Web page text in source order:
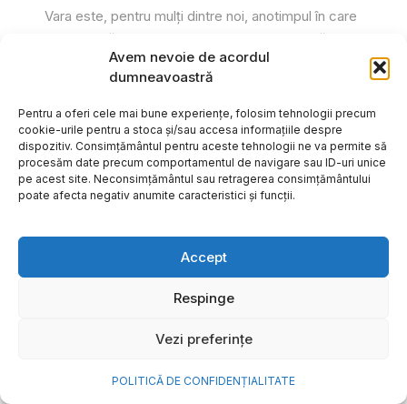
Avem nevoie de acordul
dumneavoastră
Pentru a oferi cele mai bune experiențe, folosim tehnologii precum
cookie-urile pentru a stoca și/sau accesa informațiile despre
dispozitiv. Consimțământul pentru aceste tehnologii ne va permite să
procesăm date precum comportamentul de navigare sau ID-uri unice
pe acest site. Neconsimțământul sau retragerea consimțământului
poate afecta negativ anumite caracteristici și funcții.
Accept
Respinge
Vezi preferințe
POLITICĂ DE CONFIDENȚIALITATE
Vara este, pentru mulți dintre noi, anotimpul în care
se întâmplă cele mai importante lucruri. Plecăm în
vacanțe pe care le planificăm luni...
Cristiana Todiresei
NOVA Power & Gas: un program